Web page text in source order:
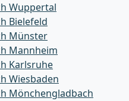
Wuppertal
Bielefeld
Münster
Mannheim
Karlsruhe
Wiesbaden
Mönchen­gladbach